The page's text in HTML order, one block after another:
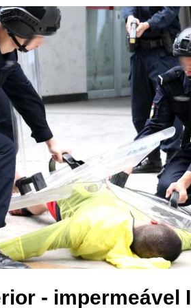
- impermeável